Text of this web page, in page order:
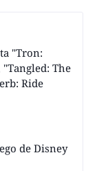
"Tron:
The
Ride
de Disney